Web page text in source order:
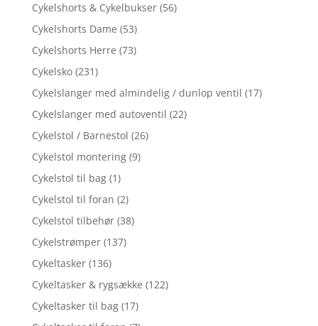
Cykelshorts & Cykelbukser (56)
Cykelshorts Dame (53)
Cykelshorts Herre (73)
Cykelsko (231)
Cykelslanger med almindelig / dunlop ventil (17)
Cykelslanger med autoventil (22)
Cykelstol / Barnestol (26)
Cykelstol montering (9)
Cykelstol til bag (1)
Cykelstol til foran (2)
Cykelstol tilbehør (38)
Cykelstrømper (137)
Cykeltasker (136)
Cykeltasker & rygsække (122)
Cykeltasker til bag (17)